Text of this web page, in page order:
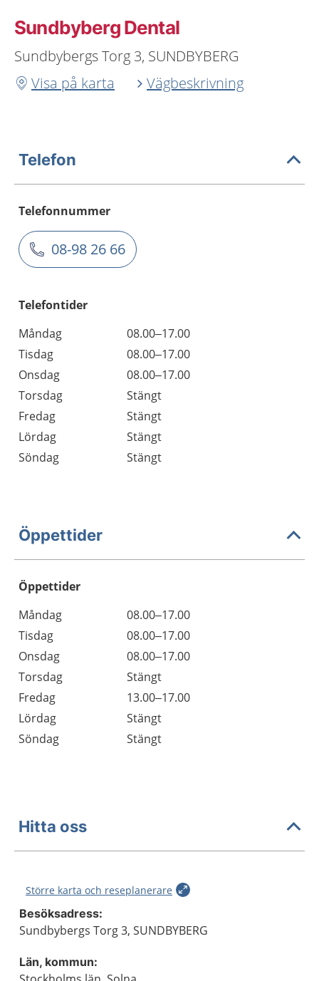
Sundbyberg Dental
Sundbybergs Torg 3, SUNDBYBERG
Visa på karta
Vägbeskrivning
Telefon
Telefonnummer
08-98 26 66
Telefontider
Måndag
08.00–17.00
Tisdag
08.00–17.00
Onsdag
08.00–17.00
Torsdag
Stängt
Fredag
Stängt
Lördag
Stängt
Söndag
Stängt
Öppettider
Öppettider
Dag
Öppettider
Kommentarer
Måndag
08.00–17.00
Tisdag
08.00–17.00
Onsdag
08.00–17.00
Torsdag
Stängt
Fredag
13.00–17.00
Lördag
Stängt
Söndag
Stängt
Hitta oss
Större karta och reseplanerare
Besöksadress:
Sundbybergs Torg 3, SUNDBYBERG
Län, kommun: